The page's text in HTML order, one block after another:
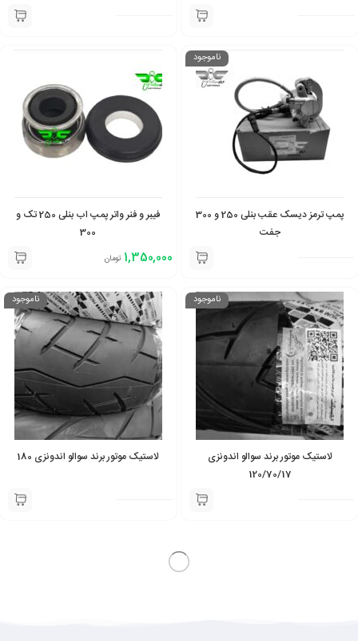
ناموجود
پمپ ترمز دیسک عقب بنلی 250 و 300
جفت
فیبر و فنر واتر پمپ اب بنلی 250 تک و
300
1,350,000 تومان
ناموجود
لاستیک موتور برند سوالو اندونزی
120/70/17
ناموجود
لاستیک موتور برند سوالو اندونزی 180